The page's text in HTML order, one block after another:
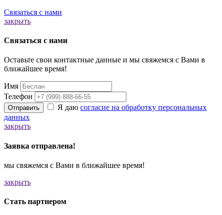
Связаться с нами
закрыть
Связаться с нами
Оставьте свои контактные данные и мы свяжемся с Вами в
ближайшее время!
Имя
Телефон
Отправить Я даю согласие на обработку персональных
данных
закрыть
Заявка отправлена!
мы свяжемся с Вами в ближайшее время!
закрыть
Стать партнером